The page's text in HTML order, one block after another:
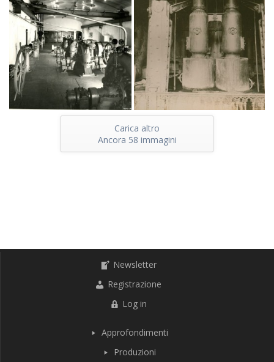
Carica altro
Ancora 58 immagini
Newsletter
Registrazione
Log in
Approfondimenti
Produzioni